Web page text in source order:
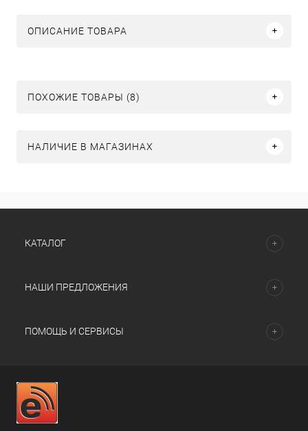
ОПИСАНИЕ ТОВАРА
ПОХОЖИЕ ТОВАРЫ (8)
НАЛИЧИЕ В МАГАЗИНАХ
КАТАЛОГ
НАШИ ПРЕДЛОЖЕНИЯ
ПОМОЩЬ И СЕРВИСЫ